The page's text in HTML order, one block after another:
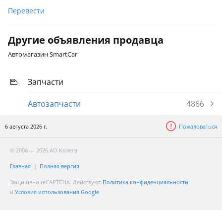
Перевести
Другие объявления продавца
Автомагазин SmartCar
Запчасти
Автозапчасти
4866
6 августа 2026 г. Пожаловаться
© 2006 — 2026 АО Колеса
Главная Полная версия
Защищено reCAPTCHA. Действуют Политика конфиденциальности
и Условия использования Google